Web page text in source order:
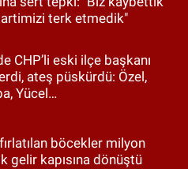
terk etmedik"
CHP’li eski ilçe başkanı
ateş püskürdü: Özel,
Yücel…
böcekler milyon
gelir kapısına dönüştü